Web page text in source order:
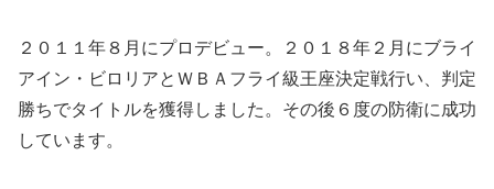
２０１１年８月にプロデビュー。２０１８年２月にブライ
アイン・ビロリアとＷＢＡフライ級王座決定戦行い、判定
勝ちでタイトルを獲得しました。その後６度の防衛に成功
しています。